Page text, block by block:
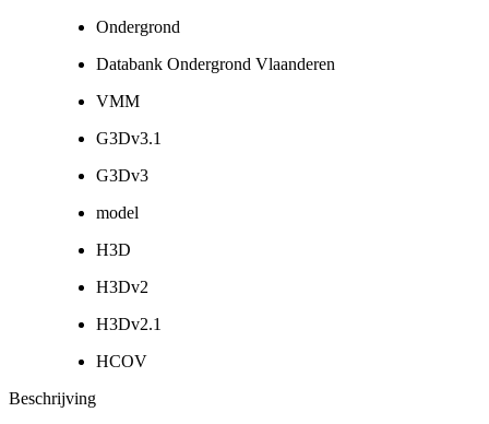
Ondergrond
Databank Ondergrond Vlaanderen
VMM
G3Dv3.1
G3Dv3
model
H3D
H3Dv2
H3Dv2.1
HCOV
Beschrijving